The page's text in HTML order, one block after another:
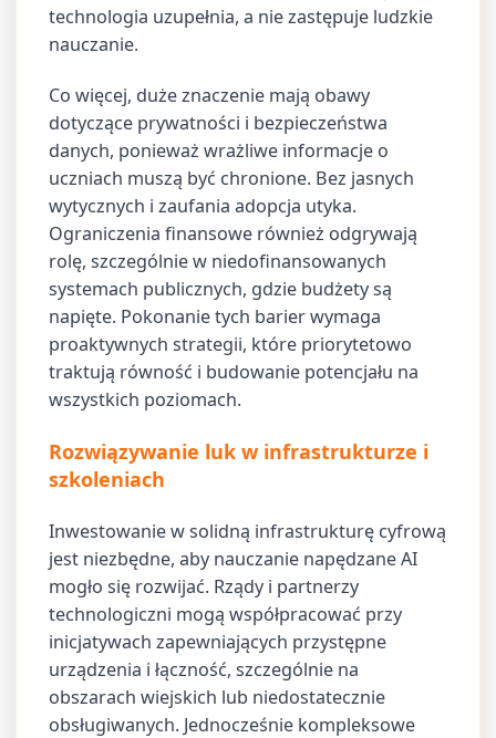
technologia uzupełnia, a nie zastępuje ludzkie
nauczanie.
Co więcej, duże znaczenie mają obawy
dotyczące prywatności i bezpieczeństwa
danych, ponieważ wrażliwe informacje o
uczniach muszą być chronione. Bez jasnych
wytycznych i zaufania adopcja utyka.
Ograniczenia finansowe również odgrywają
rolę, szczególnie w niedofinansowanych
systemach publicznych, gdzie budżety są
napięte. Pokonanie tych barier wymaga
proaktywnych strategii, które priorytetowo
traktują równość i budowanie potencjału na
wszystkich poziomach.
Rozwiązywanie luk w infrastrukturze i
szkoleniach
Inwestowanie w solidną infrastrukturę cyfrową
jest niezbędne, aby nauczanie napędzane AI
mogło się rozwijać. Rządy i partnerzy
technologiczni mogą współpracować przy
inicjatywach zapewniających przystępne
urządzenia i łączność, szczególnie na
obszarach wiejskich lub niedostatecznie
obsługiwanych. Jednocześnie kompleksowe